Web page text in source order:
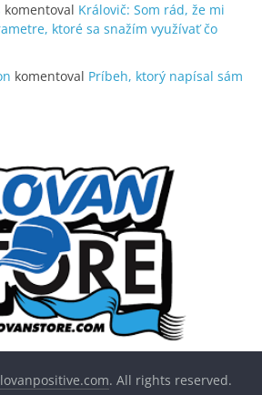
komentoval Královič: Som rád, že mi
ktoré sa snažím využívať čo
komentoval Príbeh, ktorý napísal sám
. All rights reserved.